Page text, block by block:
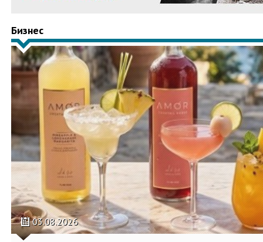
Бизнес
03.08.2026